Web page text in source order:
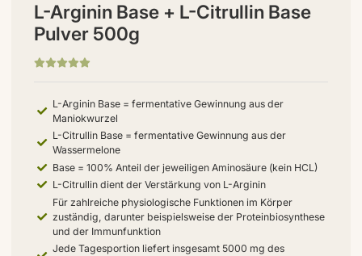
L-Arginin Base + L-Citrullin Base
Pulver 500g
L-Arginin Base = fermentative Gewinnung aus der
Maniokwurzel
L-Citrullin Base = fermentative Gewinnung aus der
Wassermelone
Base = 100% Anteil der jeweiligen Aminosäure (kein HCL)
L-Citrullin dient der Verstärkung von L-Arginin
Für zahlreiche physiologische Funktionen im Körper
zuständig, darunter beispielsweise der Proteinbiosynthese
und der Immunfunktion
Jede Tagesportion liefert insgesamt 5000 mg des